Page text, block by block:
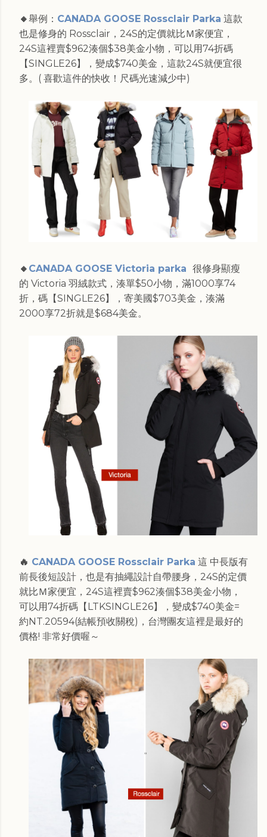
🔸舉例： CANADA GOOSE Rossclair Parka 這款
也是修身的 Rossclair，24S的定價就比Ｍ家便宜，
24S這裡賣$962湊個$38美金小物，可以用74折碼
【SINGLE26】，變成$740美金，這款24S就便宜很
多。( 喜歡這件的快收！尺碼光速減少中)
🔸 CANADA GOOSE Victoria parka 很修身顯瘦
的 Victoria 羽絨款式，湊單$50小物，滿1000享74
折，碼【SINGLE26】，寄美國$703美金，湊滿
2000享72折就是$684美金。
🔥 CANADA GOOSE Rossclair Parka 這 中長版有
前長後短設計，也是有抽繩設計自帶腰身，24S的定價
就比Ｍ家便宜，24S這裡賣$962湊個$38美金小物，
可以用74折碼【LTKSINGLE26】，變成$740美金=
約NT.20594(結帳預收關稅)，台灣團友這裡是最好的
價格! 非常好價喔～